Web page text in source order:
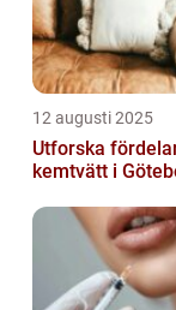
12 augusti 2025
Utforska
kemtvätt i